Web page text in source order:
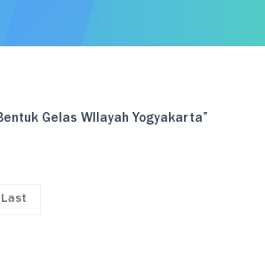
Gelas WIlayah Yogyakarta”
Last